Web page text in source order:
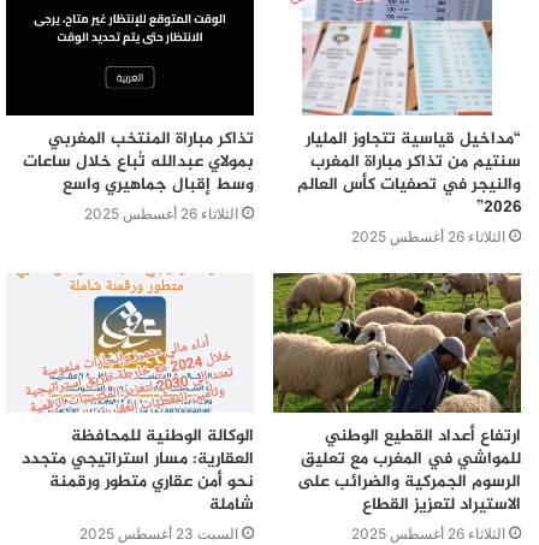
والطاقة المتجددة والتنمية المستدامة “ لمساهمة مجموعة
أوزون في الحفاظ على البيئة.
“مداخيل قياسية تتجاوز المليار
سنتيم من تذاكر مباراة المغرب
والنيجر في تصفيات كأس العالم
2026”
الثلاثاء 26 أغسطس 2025
تذاكر مباراة المنتخب المغربي
بمولاي عبدالله تُباع خلال ساعات
وسط إقبال جماهيري واسع
الثلاثاء 26 أغسطس 2025
ارتفاع أعداد القطيع الوطني
للمواشي في المغرب مع تعليق
الرسوم الجمركية والضرائب على
الاستيراد لتعزيز القطاع
الثلاثاء 26 أغسطس 2025
الوكالة الوطنية للمحافظة
العقارية: مسار استراتيجي متجدد
نحو أمن عقاري متطور ورقمنة
شاملة
السبت 23 أغسطس 2025